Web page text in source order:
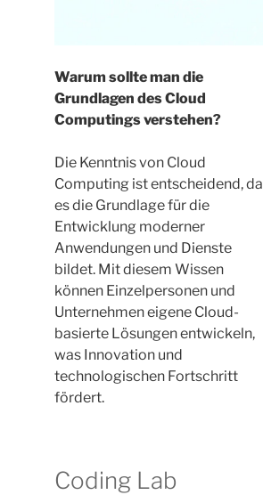
Warum sollte man die
Grundlagen des Cloud
Computings verstehen?
Die Kenntnis von Cloud
Computing ist entscheidend, da
es die Grundlage für die
Entwicklung moderner
Anwendungen und Dienste
bildet. Mit diesem Wissen
können Einzelpersonen und
Unternehmen eigene Cloud-
basierte Lösungen entwickeln,
was Innovation und
technologischen Fortschritt
fördert.
Coding Lab